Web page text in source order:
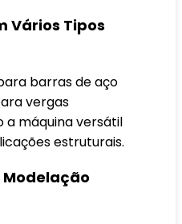
Vários Tipos
barras de aço
vergas
a máquina versátil
estruturais.